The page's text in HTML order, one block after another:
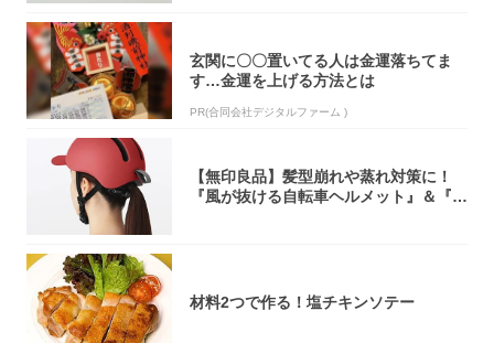
玄関に〇〇置いてる人は金運落ちてま
す…金運を上げる方法とは
PR(合同会社デジタルファーム )
【無印良品】髪型崩れや蒸れ対策に！
『風が抜ける自転車ヘルメット』＆『2
材料2つで作る！塩チキンソテー